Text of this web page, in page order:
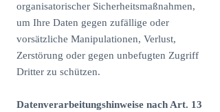
organisatorischer Sicherheitsmaßnahmen,
um Ihre Daten gegen zufällige oder
vorsätzliche Manipulationen, Verlust,
Zerstörung oder gegen unbefugten Zugriff
Dritter zu schützen.
Datenverarbeitungshinweise nach Art. 13